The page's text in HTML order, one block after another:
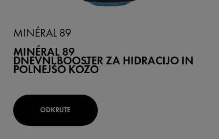
MINÉRAL 89
MINÉRAL 89
DNEVNI BOOSTER ZA HIDRACIJO IN
POLNEJŠO KOŽO
ODKRIJTE